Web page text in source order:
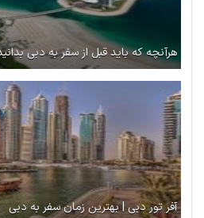
هرآنچه که باید قبل از سفر به دبی
آفر تور دبی | بهترین زمان سفر به دبی